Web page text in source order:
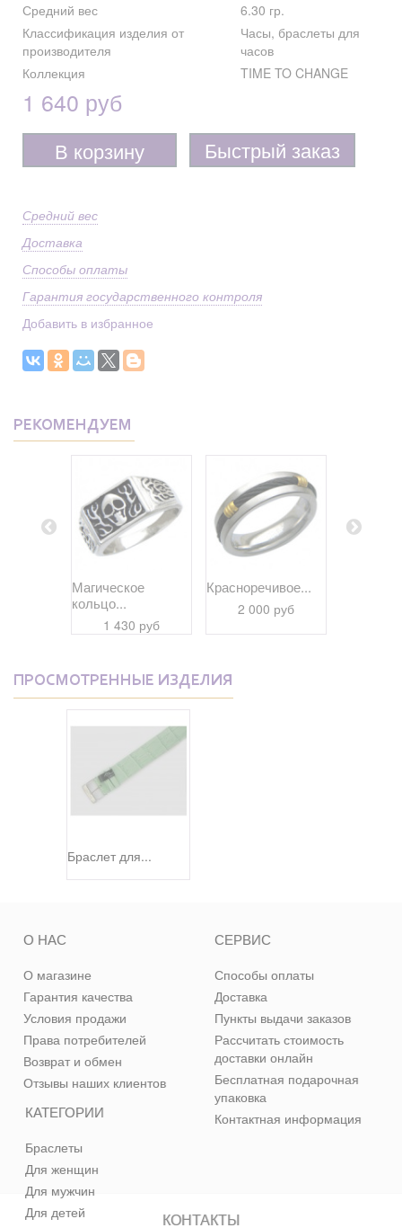
Средний вес
6.30 гр.
Классификация изделия от
производителя
Часы, браслеты для
часов
Коллекция
TIME TO CHANGE
1 640 руб
В корзину Быстрый заказ
Средний вес
Доставка
Способы оплаты
Гарантия государственного контроля
Добавить в избранное
РЕКОМЕНДУЕМ
Магическое
кольцо...
1 430 руб
Красноречивое...
2 000 руб
ПРОСМОТРЕННЫЕ ИЗДЕЛИЯ
Браслет для...
КАТЕГОРИИ
Браслеты
Для женщин
Для мужчин
Для детей
О НАС
О магазине
Гарантия качества
Условия продажи
Права потребителей
Возврат и обмен
Отзывы наших клиентов
СЕРВИС
Способы оплаты
Доставка
Пункты выдачи заказов
Рассчитать стоимость
доставки онлайн
Бесплатная подарочная
упаковка
Контактная информация
КОНТАКТЫ